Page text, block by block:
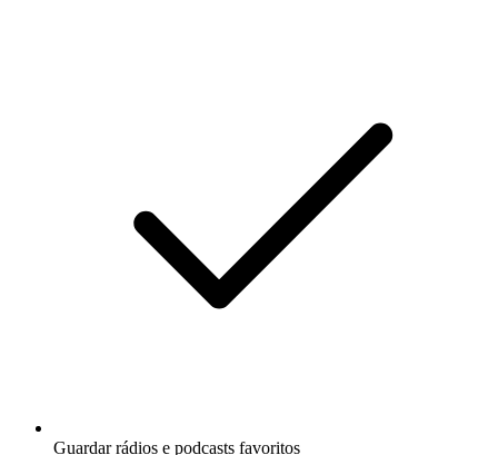
Guardar rádios e podcasts favoritos